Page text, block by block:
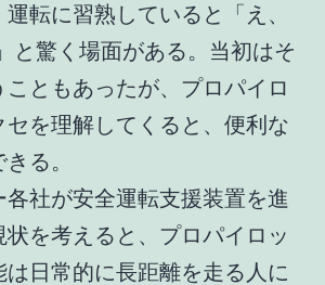
転に習熟していると「え、
と驚く場面がある。当初はそ
ともあったが、プロパイロ
セを理解してくると、便利な
る。
各社が安全運転支援装置を進
を考えると、プロパイロッ
は日常的に長距離を走る人に